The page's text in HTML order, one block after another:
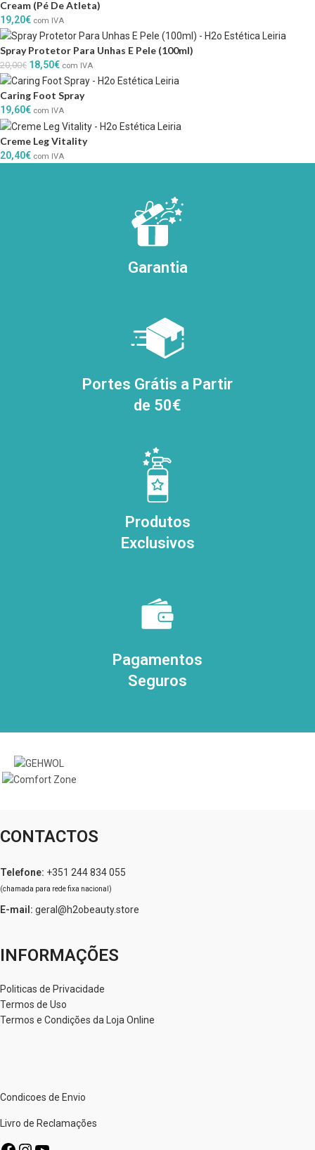
Cream (Pé De Atleta)
19,20€ com IVA
Spray Protetor Para Unhas E Pele (100ml)
20,00€ 18,50€ com IVA
Caring Foot Spray
19,60€ com IVA
Creme Leg Vitality
20,40€ com IVA
Garantia
Portes Grátis a Partir
de 50€
Produtos
Exclusivos
Pagamentos
Seguros
CONTACTOS
Telefone: +351 244 834 055
(chamada para rede fixa nacional)
E-mail: geral@h2obeauty.store
INFORMAÇÕES
Politicas de Privacidade
Termos de Uso
Termos e Condições da Loja Online
Condicoes de Envio
Livro de Reclamações